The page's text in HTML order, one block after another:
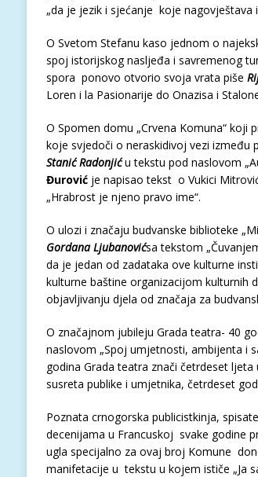
„da je jezik i sjećanje koje nagovještava
O Svetom Stefanu kaso jednom o
spoj istorijskog nasljeđa i savremenog
spora ponovo otvorio svoja vrata piše
Loren i la Pasionarije do Onazisa i
O Spomen domu „Crvena Komuna“
koje svjedoči o neraskidivoj vezi između
Stanić Radonjiću tekstu pod naslovom
Đurović je napisao tekst o Vukici
„Hrabrost je njeno pravo ime“.
O ulozi i značaju budvanske biblioteke
Gordana Ljubanovićsa tekstom
da je jedan od zadataka ove kulturne
kulturne baštine organizacijom kulturnih
objavljivanju djela od značaja za
O značajnom jubileju Grada teatra- 40
naslovom „Spoj umjetnosti, ambijenta i
godina Grada teatra znači četrdeset
susreta publike i umjetnika, četrdeset
Poznata crnogorska publicistkinja,
decenijama u Francuskoj svake godine
ugla specijalno za ovaj broj Komune
manifetacije u tekstu u kojem ističe „Ja